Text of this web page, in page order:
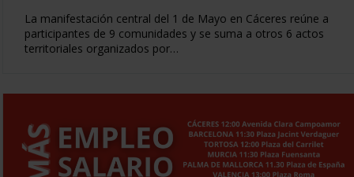
La manifestación central del 1 de Mayo en Cáceres reúne a
participantes de 9 comunidades y se suma a otros 6 actos
territoriales organizados por…